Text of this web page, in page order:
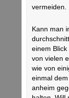
vermeiden.
Kann man
einem
von vielen
wie von
einmal
anheim